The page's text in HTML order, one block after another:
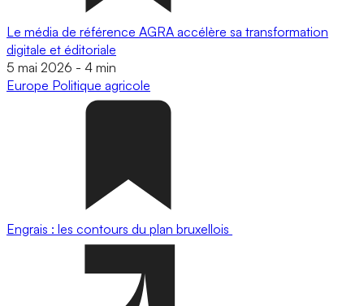
Le média de référence AGRA accélère sa transformation
digitale et éditoriale
5 mai 2026 - 4 min
Europe Politique agricole
Engrais : les contours du plan bruxellois